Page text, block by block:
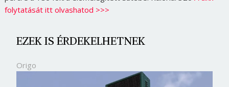
folytatását itt olvashatod >>>
EZEK IS ÉRDEKELHETNEK
Origo